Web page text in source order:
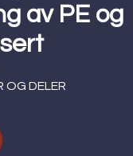
av PE og
OG DELER